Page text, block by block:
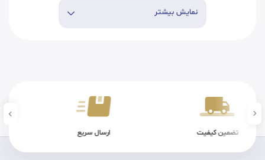
نمایش بیشتر
کیفیت